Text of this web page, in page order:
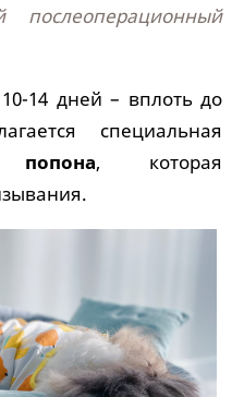
послеоперационный
14 дней – вплоть до
специальная
попона, которая